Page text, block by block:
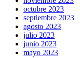
octubre 2023
septiembre 2023
agosto 2023
julio 2023
junio 2023
mayo 2023